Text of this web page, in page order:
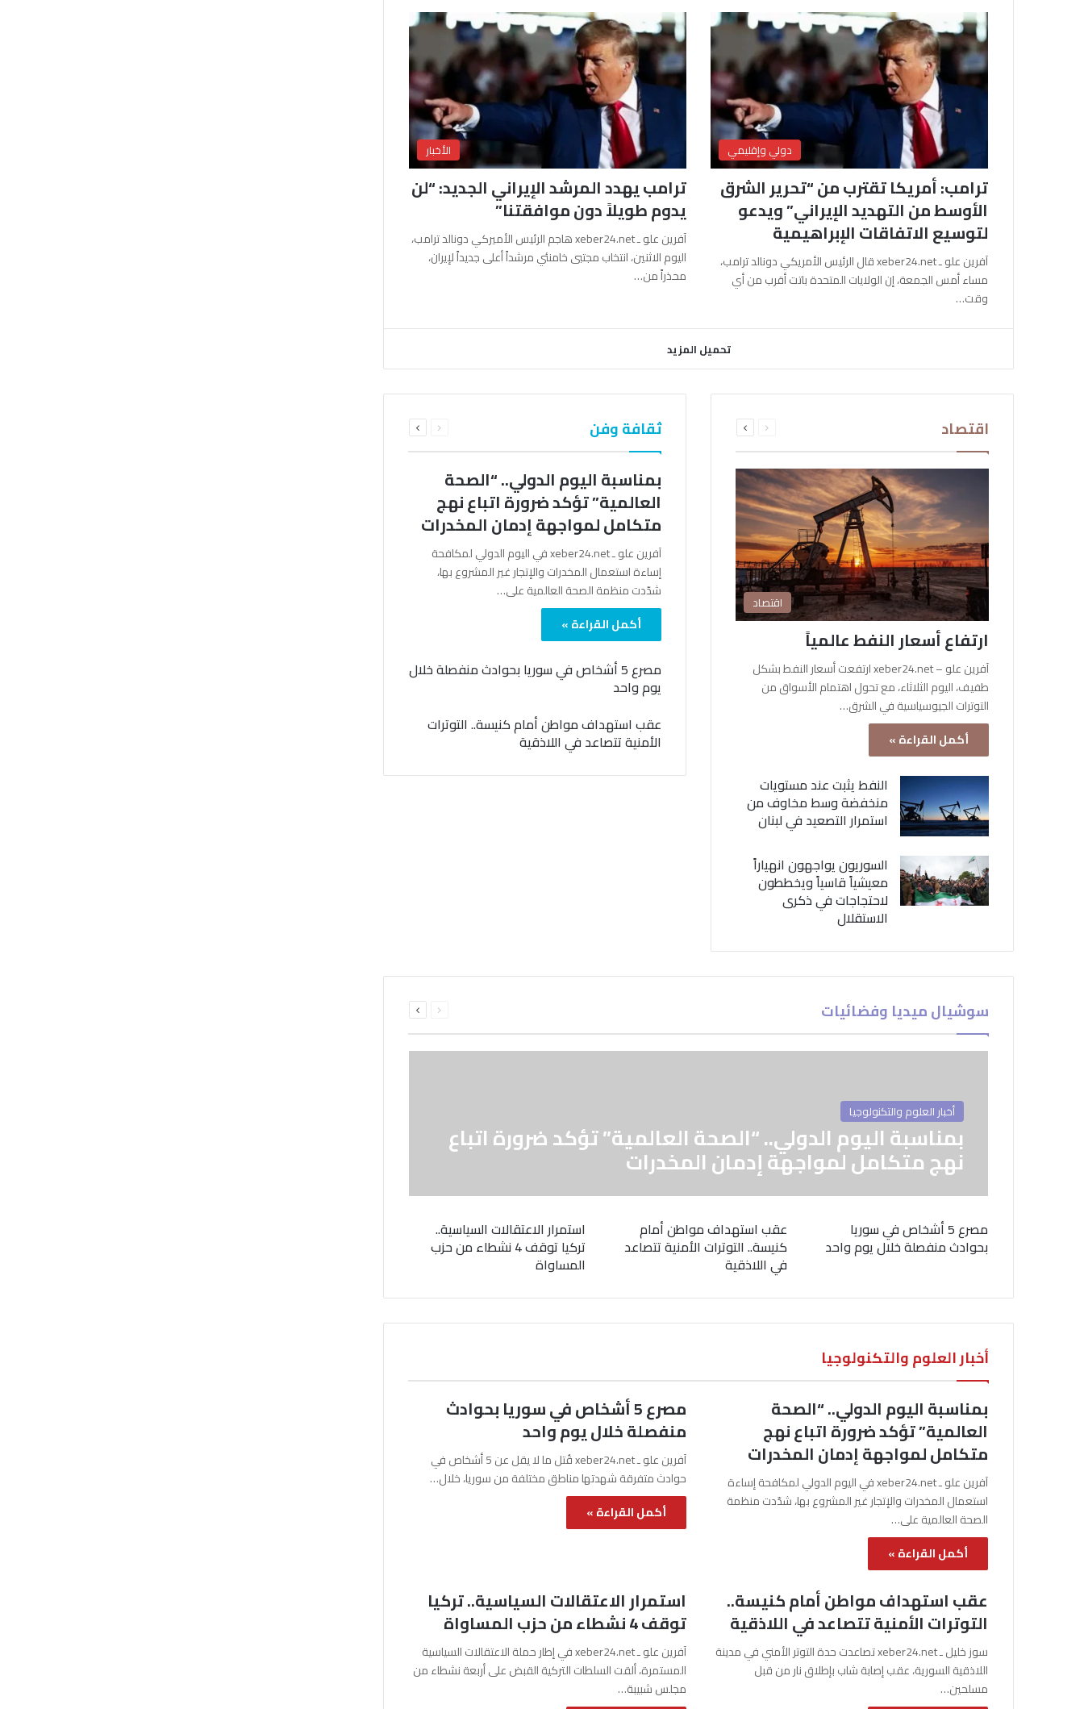
دولي وإقليمي
ترامب: أمريكا تقترب من “تحرير الشرق
الأوسط من التهديد الإيراني” ويدعو
لتوسيع الاتفاقات الإبراهيمية
آفرين علو ـ xeber24.net قال الرئيس الأمريكي دونالد ترامب،
مساء أمس الجمعة، إن الولايات المتحدة باتت أقرب من أي
وقت…
الأخبار
ترامب يهدد المرشد الإيراني الجديد: “لن
يدوم طويلاً دون موافقتنا”
آفرين علو ـ xeber24.net هاجم الرئيس الأميركي دونالد ترامب،
اليوم الاثنين، انتخاب مجتبى خامنئي مرشداً أعلى جديداً لإيران،
محذراً من…
تحميل المزيد
اقتصاد الصفحةالصفحة
اقتصاد
ارتفاع أسعار النفط عالمياً
آفرين علو – xeber24.net ارتفعت أسعار النفط بشكل
طفيف، اليوم الثلاثاء، مع تحول اهتمام الأسواق من
التوترات الجيوسياسية في الشرق…
أكمل القراءة »
النفط يثبت عند مستويات
منخفضة وسط مخاوف من
استمرار التصعيد في لبنان
السوريون يواجهون انهياراً
معيشياً قاسياً ويخططون
لاحتجاجات في ذكرى
الاستقلال
ثقافة وفن الصفحةالصفحة
بمناسبة اليوم الدولي.. “الصحة
العالمية” تؤكد ضرورة اتباع نهج
متكامل لمواجهة إدمان المخدرات
آفرين علو ـ xeber24.net في اليوم الدولي لمكافحة
إساءة استعمال المخدرات والإتجار غير المشروع بها،
شدّدت منظمة الصحة العالمية على…
أكمل القراءة »
مصرع 5 أشخاص في سوريا بحوادث منفصلة خلال
يوم واحد
عقب استهداف مواطن أمام كنيسة.. التوترات
الأمنية تتصاعد في اللاذقية
سوشيال ميديا وفضائيات الصفحةالصفحة
أخبار العلوم والتكنولوجيا
بمناسبة اليوم الدولي.. “الصحة العالمية” تؤكد ضرورة اتباع
نهج متكامل لمواجهة إدمان المخدرات
مصرع 5 أشخاص في سوريا
بحوادث منفصلة خلال يوم واحد
عقب استهداف مواطن أمام
كنيسة.. التوترات الأمنية تتصاعد
في اللاذقية
استمرار الاعتقالات السياسية..
تركيا توقف 4 نشطاء من حزب
المساواة
أخبار العلوم والتكنولوجيا
بمناسبة اليوم الدولي.. “الصحة
العالمية” تؤكد ضرورة اتباع نهج
متكامل لمواجهة إدمان المخدرات
آفرين علو ـ xeber24.net في اليوم الدولي لمكافحة إساءة
استعمال المخدرات والإتجار غير المشروع بها، شدّدت منظمة
الصحة العالمية على…
أكمل القراءة »
مصرع 5 أشخاص في سوريا بحوادث
منفصلة خلال يوم واحد
آفرين علو ـ xeber24.net قُتل ما لا يقل عن 5 أشخاص في
حوادث متفرقة شهدتها مناطق مختلفة من سوريا، خلال…
أكمل القراءة »
عقب استهداف مواطن أمام كنيسة..
التوترات الأمنية تتصاعد في اللاذقية
سوز خليل ـ xeber24.net تصاعدت حدة التوتر الأمني في مدينة
اللاذقية السورية، عقب إصابة شاب بإطلاق نار من قبل
مسلحين…
استمرار الاعتقالات السياسية.. تركيا
توقف 4 نشطاء من حزب المساواة
آفرين علو ـ xeber24.net في إطار حملة الاعتقالات السياسية
المستمرة، ألقت السلطات التركية القبض على أربعة نشطاء من
مجلس شبيبة…